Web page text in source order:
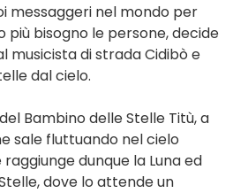
messaggeri nel mondo per
più bisogno le persone, decide
musicista di strada Cidibò e
dal cielo.
Bambino delle Stelle Titù, a
sale fluttuando nel cielo
dunque la Luna ed
dove lo attende un